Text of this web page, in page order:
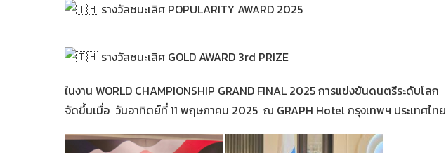
รางวัลชนะเลิศ POPULARITY AWARD 2025
รางวัลชนะเลิศ GOLD AWARD 3rd PRIZE
ในงาน WORLD CHAMPIONSHIP GRAND FINAL 2025 การแข่งขันดนตรีระดับโลก
จัดขึ้นเมื่อ วันอาทิตย์ที่ 11 พฤษภาคม 2025 ณ GRAPH Hotel กรุงเทพฯ ประเทศไทย